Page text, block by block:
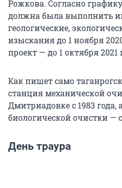
Рожкова. Согласно
должна была выполнить
геологические,
изыскания до 1 ноября
проект — до 1 октября 2021
Как пишет само
станция механической
Дмитриадовке с 1983 года,
биологической очистки — с
День траура